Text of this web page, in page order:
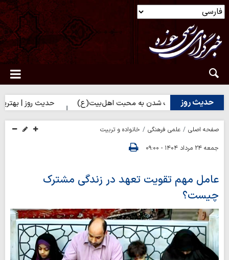
حدیث روز
| راه نزدیک شدن به محبت اهل‌بیت(ع) حدیث روز | بهترین
صفحه اصلی علمی فرهنگی
خانواده و تربیت
جمعه ۲۴ مرداد ۱۴۰۴ - ۰۹:۰۰
عامل مهم تقویت تعهد در زندگی مشترک
چیست؟